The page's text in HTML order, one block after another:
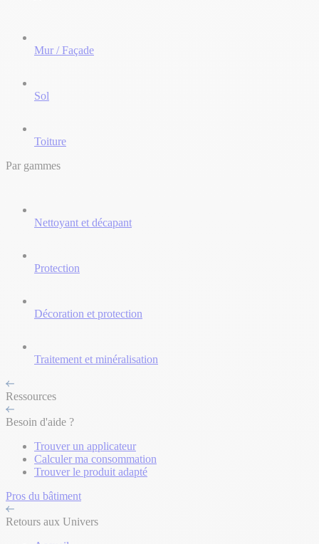
Mur / Façade
Sol
Toiture
Par gammes
Nettoyant et décapant
Protection
Décoration et protection
Traitement et minéralisation
Ressources
Besoin d'aide ?
Trouver un applicateur
Calculer ma consommation
Trouver le produit adapté
Pros du bâtiment
Retours aux Univers